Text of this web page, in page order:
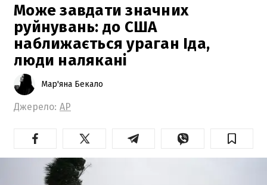
Може завдати значних
руйнувань: до США
наближається ураган Іда,
люди налякані
Мар'яна Бекало
Джерело: AP